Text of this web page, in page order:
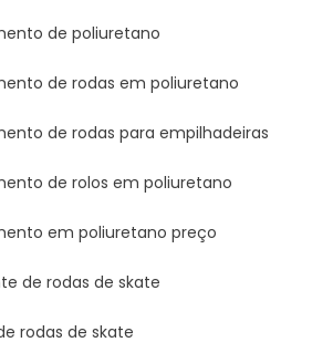
de poliuretano
de rodas em poliuretano
de rodas para empilhadeiras
de rolos em poliuretano
em poliuretano preço
de rodas de skate
rodas de skate